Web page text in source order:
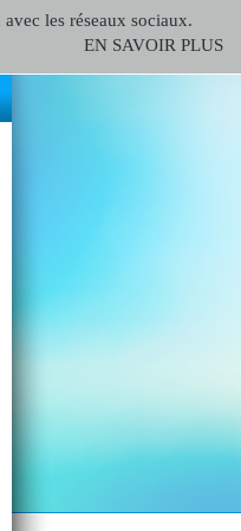
les réseaux sociaux.
EN SAVOIR PLUS